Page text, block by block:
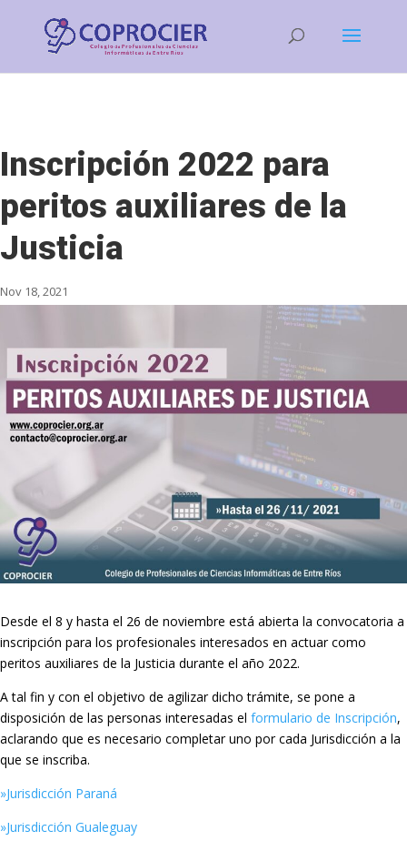
Inscripción 2022 para
peritos auxiliares de la
Justicia
Nov 18, 2021
Desde el 8 y hasta el 26 de noviembre está abierta la convocatoria a
inscripción para los profesionales interesados en actuar como
peritos auxiliares de la Justicia durante el año 2022.
A tal fin y con el objetivo de agilizar dicho trámite, se pone a
disposición de las personas interesadas el formulario de Inscripción,
aclarando que es necesario completar uno por cada Jurisdicción a la
que se inscriba.
»Jurisdicción Paraná
»Jurisdicción Gualeguay